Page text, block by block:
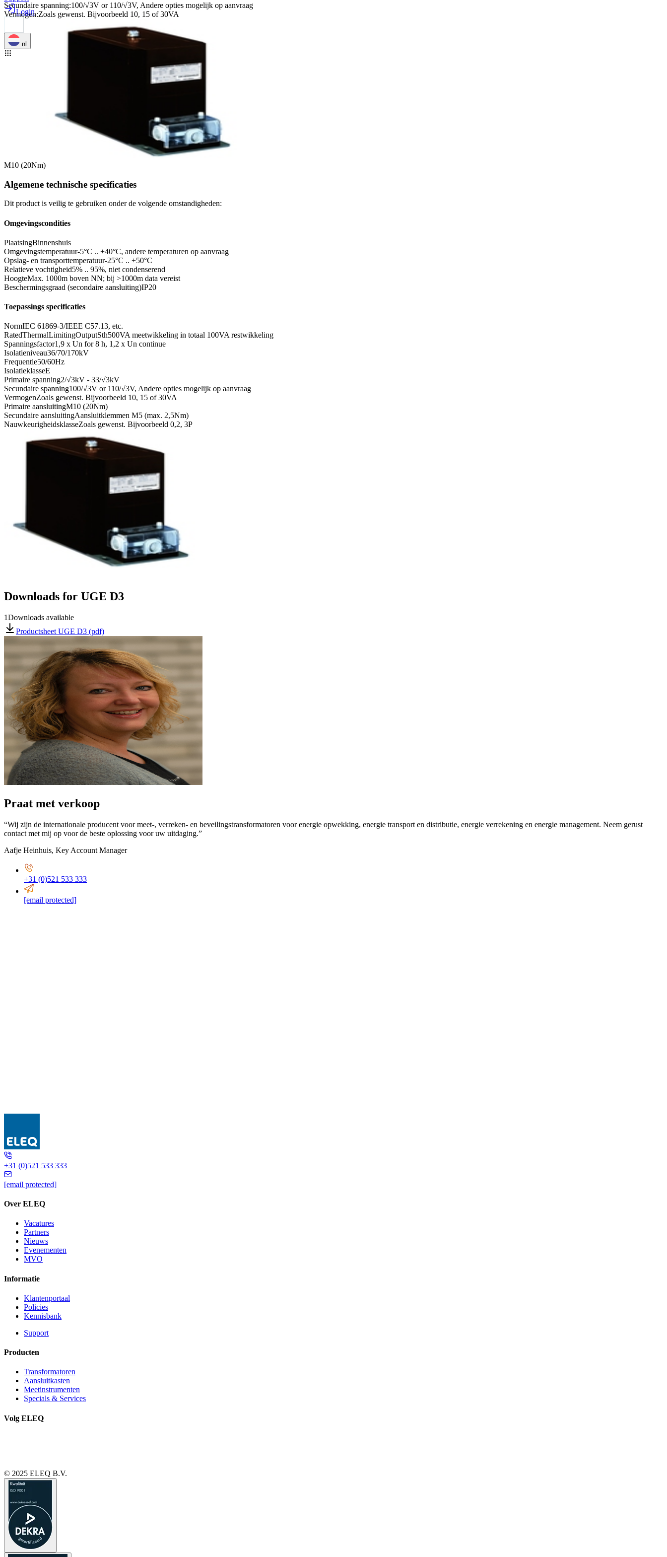
Login
nl
Secundaire spanning:100/√3V or 110/√3V, Andere opties mogelijk op aanvraag
Vermogen:Zoals gewenst. Bijvoorbeeld 10, 15 of 30VA
M10 (20Nm)
Algemene technische specificaties
Dit product is veilig te gebruiken onder de volgende omstandigheden:
Omgevingscondities
PlaatsingBinnenshuis
Omgevingstemperatuur-5°C .. +40°C, andere temperaturen op aanvraag
Opslag- en transporttemperatuur-25°C .. +50°C
Relatieve vochtigheid5% .. 95%, niet condenserend
HoogteMax. 1000m boven NN; bij >1000m data vereist
Beschermingsgraad (secondaire aansluiting)IP20
Toepassings specificaties
NormIEC 61869-3/IEEE C57.13, etc.
RatedThermalLimitingOutputSth500VA meetwikkeling in totaal 100VA restwikkeling
Spanningsfactor1,9 x Un for 8 h, 1,2 x Un continue
Isolatieniveau36/70/170kV
Frequentie50/60Hz
IsolatieklasseE
Primaire spanning2/√3kV - 33/√3kV
Secundaire spanning100/√3V or 110/√3V, Andere opties mogelijk op aanvraag
VermogenZoals gewenst. Bijvoorbeeld 10, 15 of 30VA
Primaire aansluitingM10 (20Nm)
Secundaire aansluitingAansluitklemmen M5 (max. 2,5Nm)
NauwkeurigheidsklasseZoals gewenst. Bijvoorbeeld 0,2, 3P
Downloads for UGE D3
1Downloads available
Productsheet UGE D3 (pdf)
Praat met verkoop
“Wij zijn de internationale producent voor meet-, verreken- en beveilingstransformatoren voor energie opwekking, energie transport en distributie, energie verrekening en energie management. Neem gerust
contact met mij op voor de beste oplossing voor uw uitdaging.”
Aafje Heinhuis, Key Account Manager
+31 (0)521 533 333
[email protected]
UGE D3
+31 (0)521 533 333
[email protected]
Over ELEQ
Vacatures
Partners
Nieuws
Evenementen
MVO
Informatie
Klantenportaal
Policies
Kennisbank
Support
Producten
Transformatoren
Aansluitkasten
Meetinstrumenten
Specials & Services
Volg ELEQ
© 2025 ELEQ B.V.